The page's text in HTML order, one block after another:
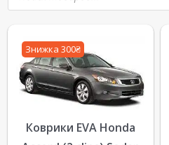
Знижка 300₴
Коврики EVA Honda